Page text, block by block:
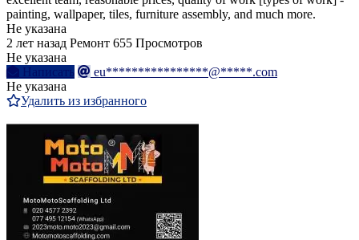
painting, wallpaper, tiles, furniture assembly, and much more.
Не указана
2 лет назад Ремонт 655 Просмотров
Не указана
Написать
eu****************@*****.com
Не указана
Удалить из избранного